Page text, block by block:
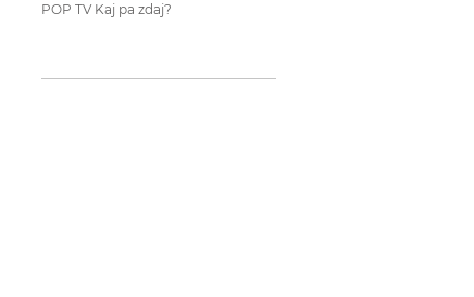
POP TV Kaj pa zdaj?